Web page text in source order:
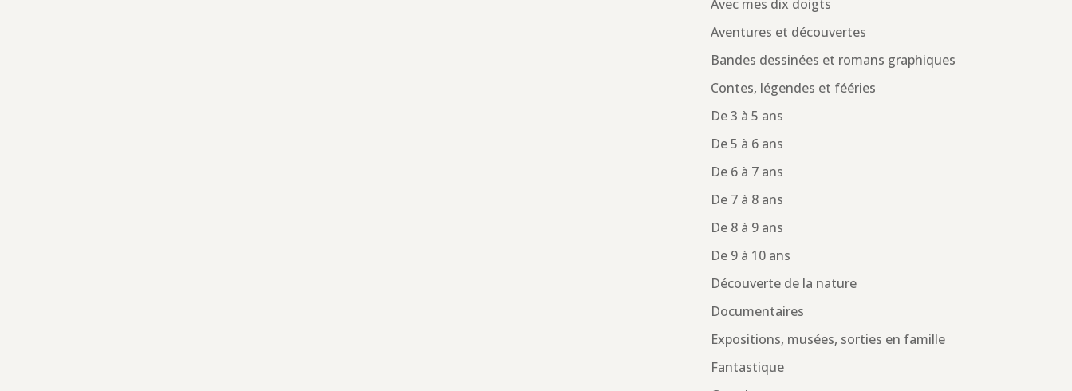
Avec mes dix doigts
Aventures et découvertes
Bandes dessinées et romans graphiques
Contes, légendes et fééries
De 3 à 5 ans
De 5 à 6 ans
De 6 à 7 ans
De 7 à 8 ans
De 8 à 9 ans
De 9 à 10 ans
Découverte de la nature
Documentaires
Expositions, musées, sorties en famille
Fantastique